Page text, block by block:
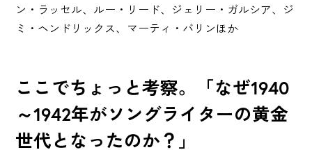
ン・ラッセル、ルー・リード、ジェリー・ガルシア、ジ
ミ・ヘンドリックス、マーティ・バリンほか
ここでちょっと考察。「なぜ1940
～1942年がソングライターの黄金
世代となったのか？」